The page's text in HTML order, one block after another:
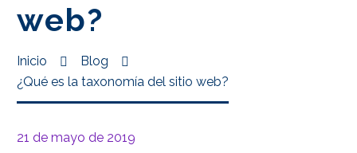
web?
Inicio
Blog
¿Qué es la taxonomía del sitio web?
21 de mayo de 2019